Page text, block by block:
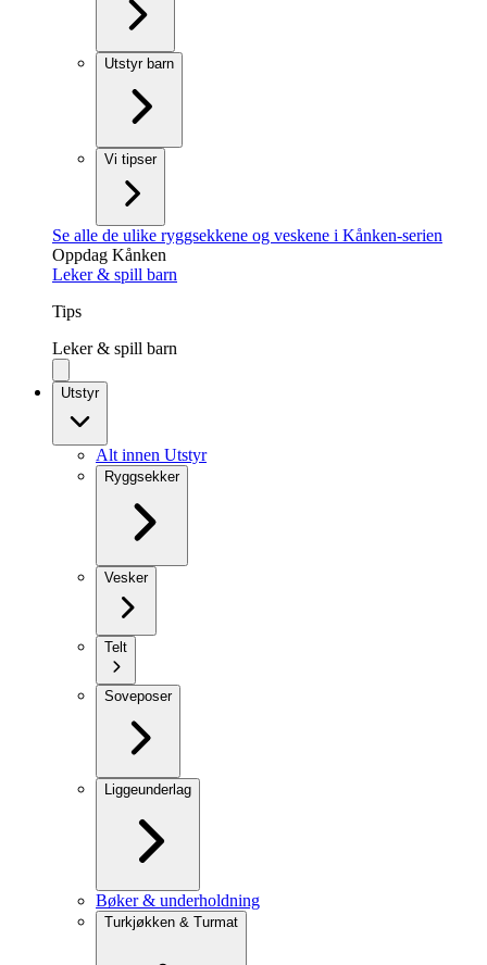
Utstyr barn
Vi tipser
Se alle de ulike ryggsekkene og veskene i Kånken-serien
Oppdag Kånken
Leker & spill barn
Tips
Leker & spill barn
Utstyr
Alt innen Utstyr
Ryggsekker
Vesker
Telt
Soveposer
Liggeunderlag
Bøker & underholdning
Turkjøkken & Turmat